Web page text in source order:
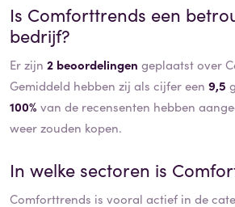
Is Comforttrends een
bedrijf?
Er zijn 2 beoordelingen geplaatst over
Gemiddeld hebben zij als cijfer een 9,5
100% van de recensenten hebben
weer zouden kopen.
In welke sectoren is
Comforttrends is vooral actief in de